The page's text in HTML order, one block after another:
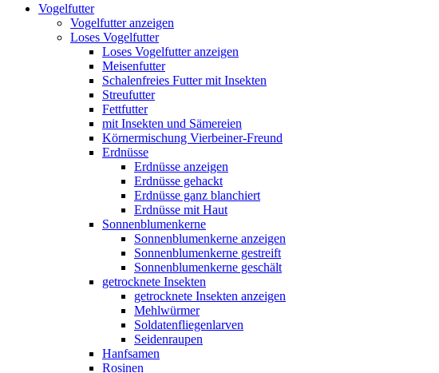
Vogelfutter
Vogelfutter anzeigen
Loses Vogelfutter
Loses Vogelfutter anzeigen
Meisenfutter
Schalenfreies Futter mit Insekten
Streufutter
Fettfutter
mit Insekten und Sämereien
Körnermischung Vierbeiner-Freund
Erdnüsse
Erdnüsse anzeigen
Erdnüsse gehackt
Erdnüsse ganz blanchiert
Erdnüsse mit Haut
Sonnenblumenkerne
Sonnenblumenkerne anzeigen
Sonnenblumenkerne gestreift
Sonnenblumenkerne geschält
getrocknete Insekten
getrocknete Insekten anzeigen
Mehlwürmer
Soldatenfliegenlarven
Seidenraupen
Hanfsamen
Rosinen